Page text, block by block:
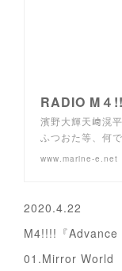
濱野大輝天﨑滉
ふつおた等、何
www.marine-e.net
2020.4.22
M4!!!!『Advance
01.Mirror World